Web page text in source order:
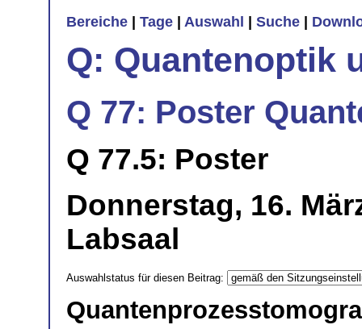
Bereiche Tage Auswahl Suche
Q: Quantenoptik
Q 77: Poster
Q 77.5: Poster
Donnerstag, 16.
Labsaal
Auswahlstatus für diesen Beitrag: